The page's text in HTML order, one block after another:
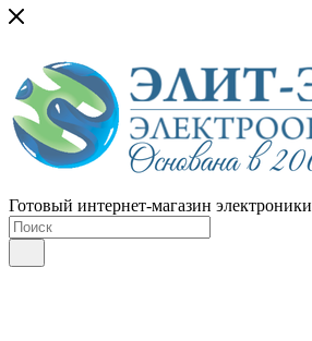
Готовый интернет-магазин электроники